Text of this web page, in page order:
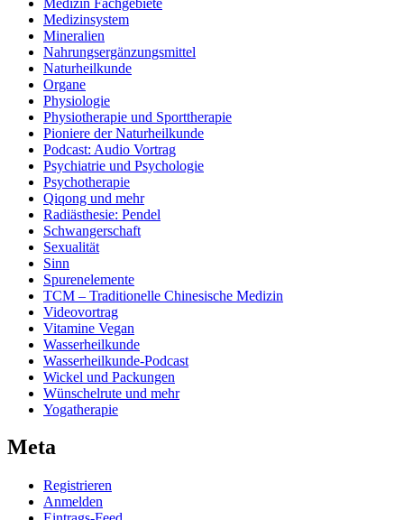
Medizinsystem
Mineralien
Nahrungsergänzungsmittel
Naturheilkunde
Organe
Physiologie
Physiotherapie und Sporttherapie
Pioniere der Naturheilkunde
Podcast: Audio Vortrag
Psychiatrie und Psychologie
Psychotherapie
Qiqong und mehr
Radiästhesie: Pendel
Schwangerschaft
Sexualität
Sinn
Spurenelemente
TCM – Traditionelle Chinesische Medizin
Videovortrag
Vitamine Vegan
Wasserheilkunde
Wasserheilkunde-Podcast
Wickel und Packungen
Wünschelrute und mehr
Yogatherapie
Meta
Registrieren
Anmelden